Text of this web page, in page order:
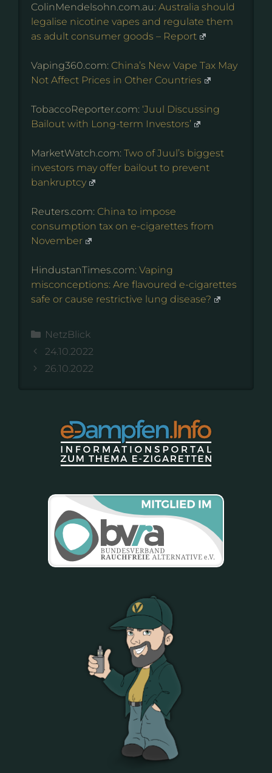
ColinMendelsohn.com.au: Australia should
legalise nicotine vapes and regulate them
as adult consumer goods – Report
Vaping360.com: China’s New Vape Tax May
Not Affect Prices in Other Countries
TobaccoReporter.com: ‘Juul Discussing
Bailout with Long-term Investors’
MarketWatch.com: Two of Juul’s biggest
investors may offer bailout to prevent
bankruptcy
Reuters.com: China to impose
consumption tax on e-cigarettes from
November
HindustanTimes.com: Vaping
misconceptions: Are flavoured e-cigarettes
safe or cause restrictive lung disease?
Kategorien
NetzBlick
24.10.2022
26.10.2022